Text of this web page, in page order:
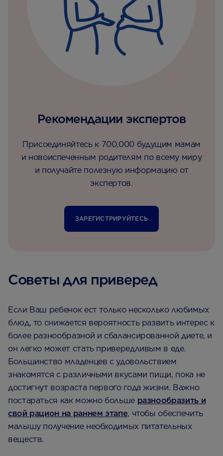
Рекомендации экспертов
Присоединяйтесь к 700,000 будущим мамам
и новоиспеченным родителям по всему миру
и получайте полезную информацию от
экспертов.
ЗАРЕГИСТРИРУЙТЕСЬ
Советы для приверед
Если Ваш ребенок ест только несколько любимых
блюд, то снижается вероятность развить интерес к
более разнообразной и сбалансированной диете, и
он легко может стать привередливым в еде.
Большинство младенцев с удовольствием
знакомятся с различными вкусами пищи, пока не
достигнут возраста первого года жизни. Важно
постараться как можно больше разнообразить и
свой рацион на раннем этапе, чтобы обеспечить
малышу получение необходимых питательных
веществ.